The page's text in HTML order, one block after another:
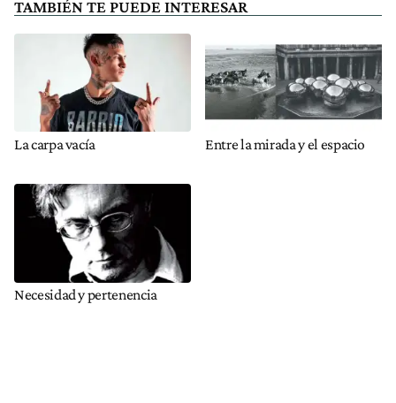
TAMBIÉN TE PUEDE INTERESAR
La carpa vacía Entre la mirada y el espacio
Necesidad y pertenencia